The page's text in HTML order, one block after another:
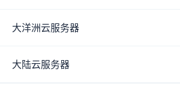
大洋洲云服务器
大陆云服务器